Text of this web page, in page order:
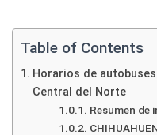
Table of Contents
Horarios de
Central del Norte
Resumen de